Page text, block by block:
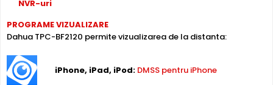
TPC-BF2120 fiind dotata cu un iluminator in infrarosu cu
LED-uri IR.
NVR-uri
PROGRAME VIZUALIZARE
Dahua TPC-BF2120 permite vizualizarea de la distanta:
iPhone, iPad, iPod: DMSS pentru iPhone